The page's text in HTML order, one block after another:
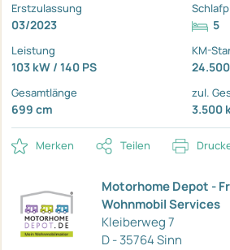
Erstzulassung
03/2023 5
Leistung
103 kW / 140 PS
KM-
Gesamtlänge
699 cm
zul.
3.500
Merken Teilen
Motorhome Depot -
Wohnmobil Services
Kleiberweg 7
D - 35764 Sinn